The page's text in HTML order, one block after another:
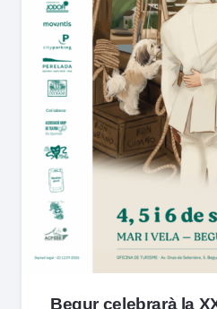
Begur celebrarà la